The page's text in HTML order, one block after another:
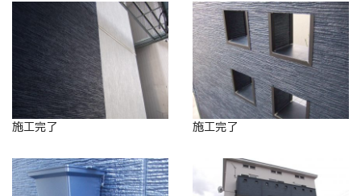
施工完了 施工完了